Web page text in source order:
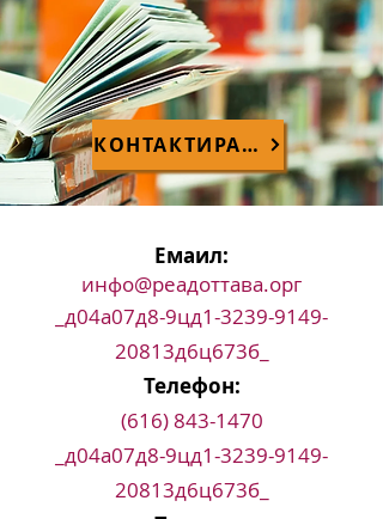
КОНТАКТИРАЈТЕ НАС
Емаил:
инфо@реадоттава.орг
_д04а07д8-9цд1-3239-9149-
20813д6ц673б_
Телефон:
(616) 843-1470
_д04а07д8-9цд1-3239-9149-
20813д6ц673б_